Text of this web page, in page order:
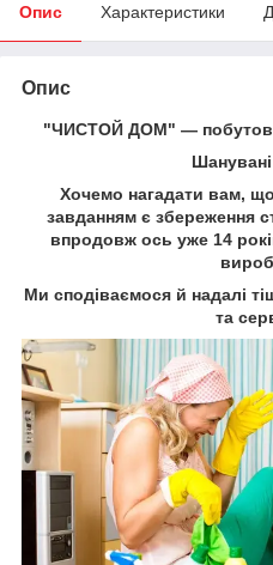
Опис Характеристики
Опис
"ЧИСТОЙ ДОМ" — побутова
Шанувані
Хочемо нагадати вам,
завданням є збереження
впродовж ось уже 14
Ми сподіваємося й надалі
та